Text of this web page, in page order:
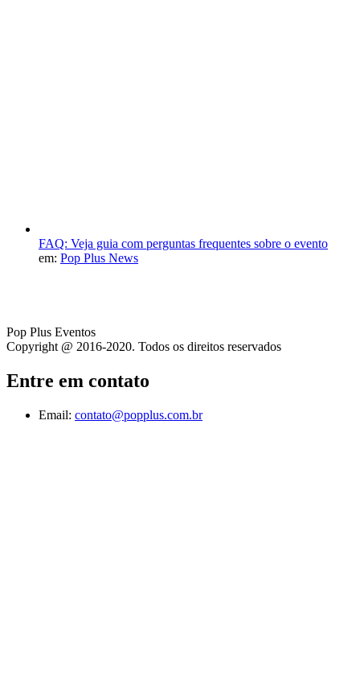
FAQ: Veja guia com perguntas frequentes sobre o evento
em: Pop Plus News
Pop Plus Eventos
Copyright @ 2016-2020. Todos os direitos reservados
Entre em contato
Email: contato@popplus.com.br